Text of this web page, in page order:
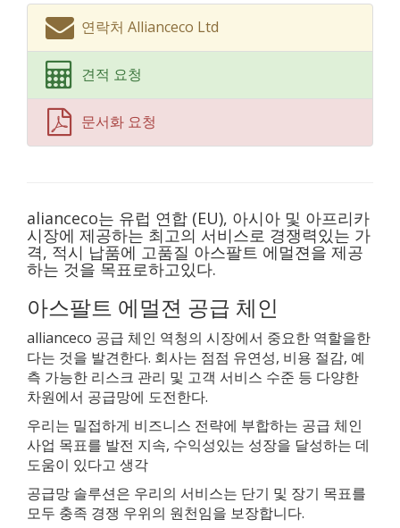
연락처 Allianceco Ltd
견적 요청
문서화 요청
alianceco는 유럽 연합 (EU), 아시아 및 아프리카
시장에 제공하는 최고의 서비스로 경쟁력있는 가
격, 적시 납품에 고품질 아스팔트 에멀젼을 제공
하는 것을 목표로하고있다.
아스팔트 에멀젼 공급 체인
allianceco 공급 체인 역청의 시장에서 중요한 역할을한
다는 것을 발견한다. 회사는 점점 유연성, 비용 절감, 예
측 가능한 리스크 관리 및 고객 서비스 수준 등 다양한
차원에서 공급망에 도전한다.
우리는 밀접하게 비즈니스 전략에 부합하는 공급 체인
사업 목표를 발전 지속, 수익성있는 성장을 달성하는 데
도움이 있다고 생각
공급망 솔루션은 우리의 서비스는 단기 및 장기 목표를
모두 충족 경쟁 우위의 원천임을 보장합니다.